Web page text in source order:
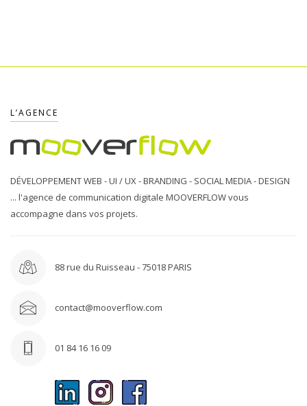
L’AGENCE
DÉVELOPPEMENT WEB - UI / UX - BRANDING - SOCIAL MEDIA - DESIGN
... l'agence de communication digitale MOOVERFLOW vous
accompagne dans vos projets.
88 rue du Ruisseau - 75018 PARIS
contact@mooverflow.com
01 84 16 16 09